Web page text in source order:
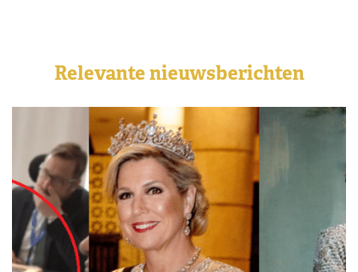
Relevante nieuwsberichten